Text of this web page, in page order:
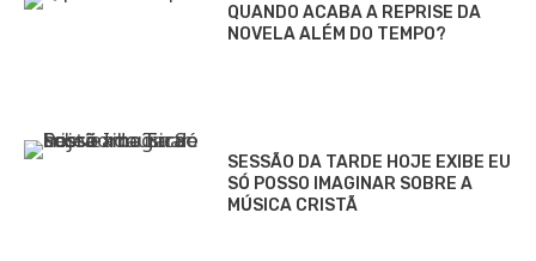
QUANDO ACABA A REPRISE DA
NOVELA ALÉM DO TEMPO?
SESSÃO DA TARDE HOJE EXIBE EU
SÓ POSSO IMAGINAR SOBRE A
MÚSICA CRISTÃ